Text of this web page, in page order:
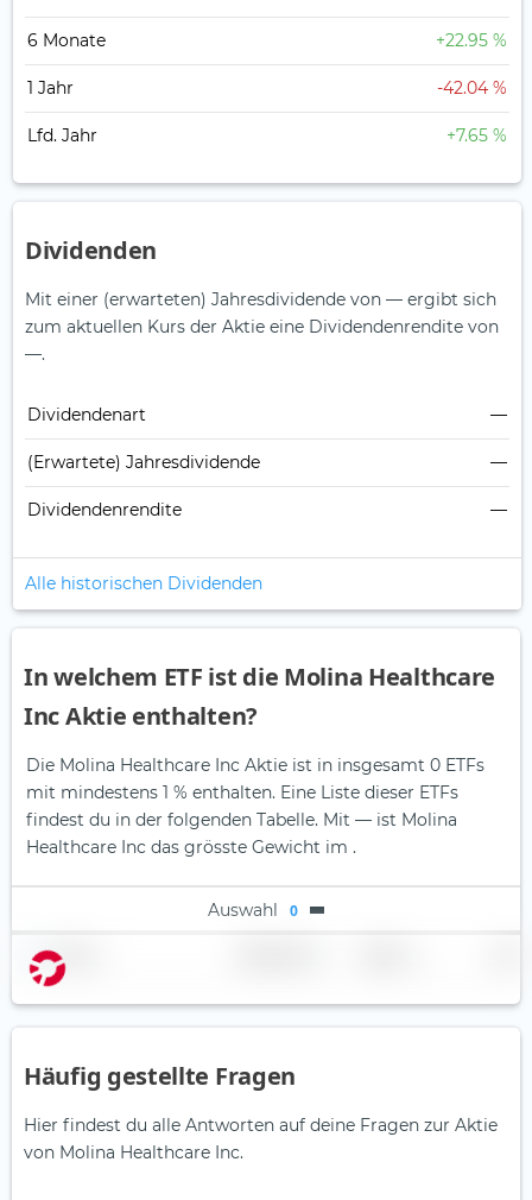
6 Monate +22.95 %
1 Jahr -42.04 %
Lfd. Jahr +7.65 %
Dividenden
Mit einer (erwarteten) Jahresdividende von — ergibt sich
zum aktuellen Kurs der Aktie eine Dividendenrendite von
—.
Dividendenart —
(Erwartete) Jahresdividende —
Dividendenrendite —
Alle historischen Dividenden
In welchem ETF ist die Molina Healthcare
Inc Aktie enthalten?
Die Molina Healthcare Inc Aktie ist in insgesamt 0 ETFs
mit mindestens 1 % enthalten. Eine Liste dieser ETFs
findest du in der folgenden Tabelle. Mit — ist Molina
Healthcare Inc das grösste Gewicht im .
Auswahl 0
Name
Häufig gestellte Fragen
Hier findest du alle Antworten auf deine Fragen zur Aktie
von Molina Healthcare Inc.